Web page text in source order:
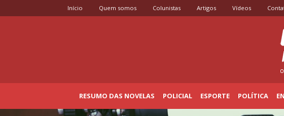
Início Quem somos Colunistas Artigos Vídeos
RESUMO DAS NOVELAS POLICIAL ESPORTE POLÍTICA